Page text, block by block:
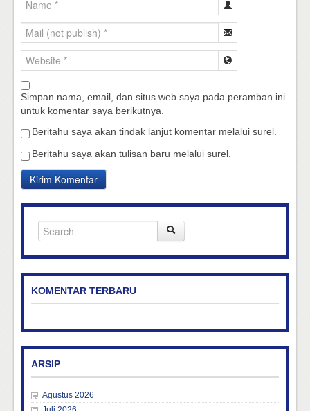
Simpan nama, email, dan situs web saya pada peramban ini
untuk komentar saya berikutnya.
Beritahu saya akan tindak lanjut komentar melalui surel.
Beritahu saya akan tulisan baru melalui surel.
KOMENTAR TERBARU
ARSIP
Agustus 2026